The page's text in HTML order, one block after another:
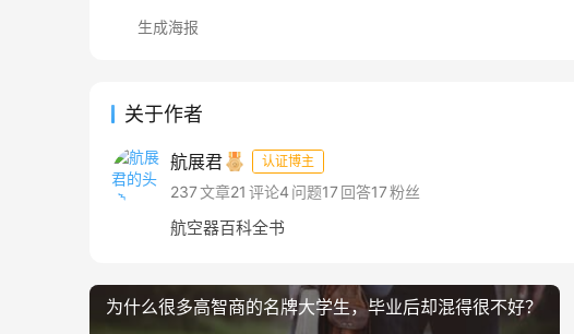
生成海报
关于作者
航展君 认证博主
237文章21 评论4 问题17回答17粉丝
航空器百科全书
为什么很多高智商的名牌大学生，毕业后却混得很不好？